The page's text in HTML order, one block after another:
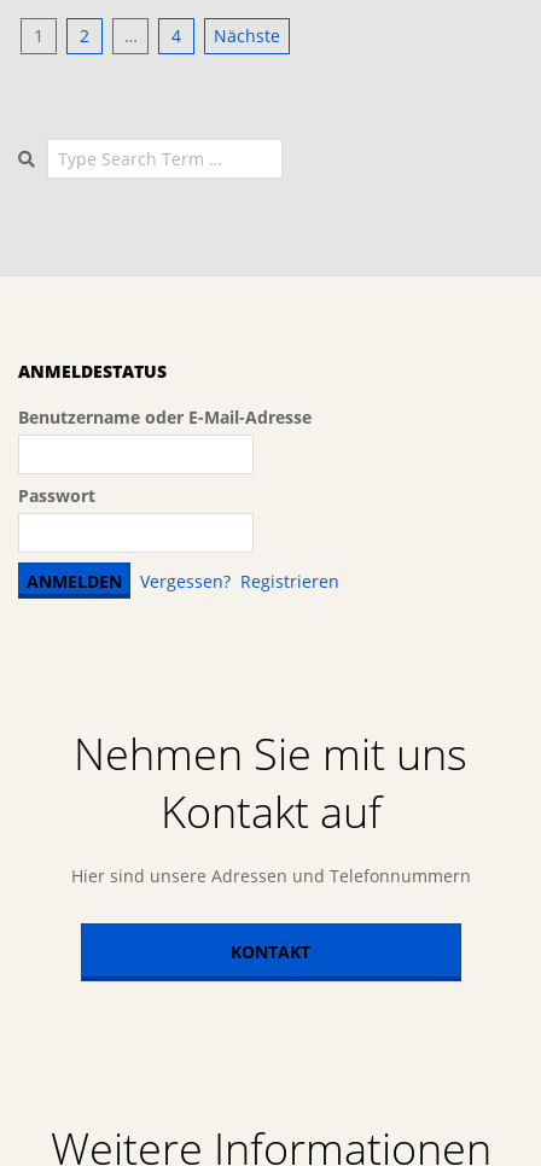
Seitennummerierung
Beiträge
1 2 … 4 Nächste
Search
ANMELDESTATUS
Benutzername oder E-Mail-Adresse
Passwort
Vergessen? Registrieren
Nehmen Sie mit uns
Kontakt auf
Hier sind unsere Adressen und Telefonnummern
KONTAKT
Weitere Informationen